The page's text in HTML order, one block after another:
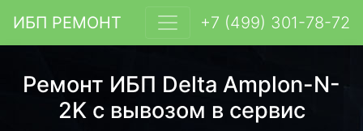
ИБП РЕМОНТ +7 (499) 301-78-72
Ремонт ИБП Delta Amplon-N-
2K с вывозом в сервис